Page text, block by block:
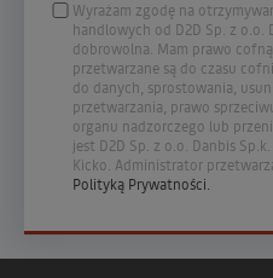
Wyrażam zgodę na
handlowych od D2D Sp. z o.o.
dobrowolna. Mam prawo
przetwarzane są do czasu
do danych, sprostowania,
przetwarzania, prawo
organu nadzorczego lub
jest D2D Sp. z o.o. Danbis
Kicko. Administrator
Polityką Prywatności.